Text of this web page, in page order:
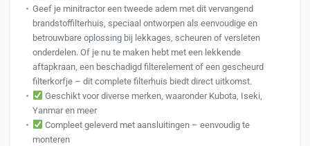
Geef je minitractor een tweede adem met dit vervangend
brandstoffilterhuis, speciaal ontworpen als eenvoudige en
betrouwbare oplossing bij lekkages, scheuren of versleten
onderdelen. Of je nu te maken hebt met een lekkende
aftapkraan, een beschadigd filterelement of een gescheurd
filterkorfje – dit complete filterhuis biedt direct uitkomst.
Geschikt voor diverse merken, waaronder Kubota, Iseki,
Yanmar en meer
Compleet geleverd met aansluitingen – eenvoudig te
monteren